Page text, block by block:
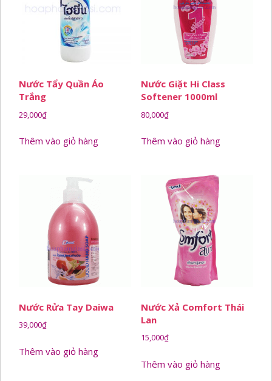
Nước Tẩy Quần Áo
Trắng
29,000₫
Thêm vào giỏ hàng
Nước Giặt Hi Class
Softener 1000ml
80,000₫
Thêm vào giỏ hàng
Nước Rửa Tay Daiwa
39,000₫
Thêm vào giỏ hàng
Nước Xả Comfort Thái
Lan
15,000₫
Thêm vào giỏ hàng